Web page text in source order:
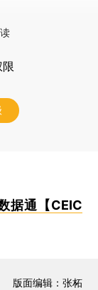
限
据通【CEIC
版面编辑：张柘